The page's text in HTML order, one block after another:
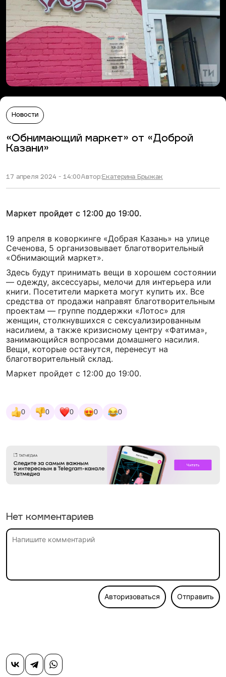
Новости
«Обнимающий маркет» от «Доброй
Казани»
17 апреля 2024 - 14:00Автор:Екатерина Брыжак
Маркет пройдет с 12:00 до 19:00.
19 апреля в коворкинге «Добрая Казань» на улице
Сеченова, 5 организовывает благотворительный
«Обнимающий маркет».
Здесь будут принимать вещи в хорошем состоянии
— одежду, аксессуары, мелочи для интерьера или
книги. Посетители маркета могут купить их. Все
средства от продажи направят благотворительным
проектам — группе поддержки «Лотос» для
женщин, столкнувшихся с сексуализированным
насилием, а также кризисному центру «Фатима»,
занимающийся вопросами домашнего насилия.
Вещи, которые останутся, перенесут на
благотворительный склад.
Маркет пройдет с 12:00 до 19:00.
0 0 0 0 0
Нет комментариев
Авторизоваться Отправить